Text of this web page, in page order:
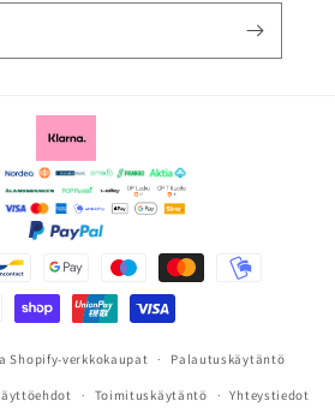
Shopify-verkkokaupat Palautuskäytäntö
Toimituskäytäntö Yhteystiedot